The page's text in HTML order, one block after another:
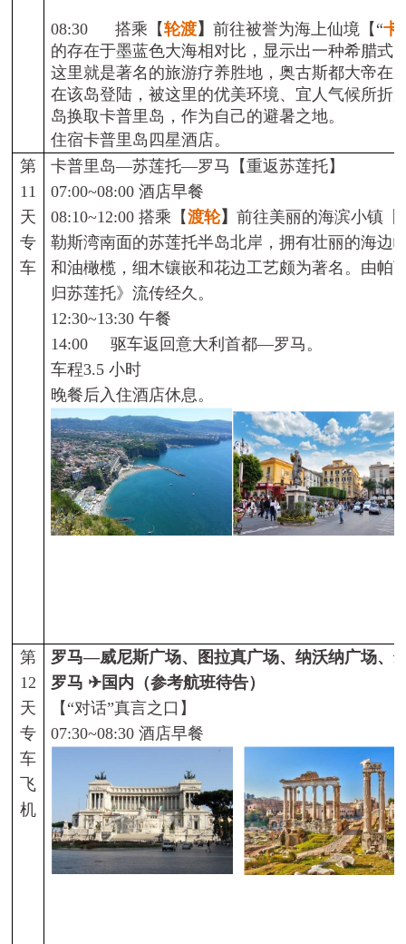
08:30 搭乘 【轮渡】前往被誉为海上仙境 【 “卡
的存在于墨蓝色大海相对比，显示出一种希腊式
这里就是著名的旅游疗养胜地，奥古斯都大帝在
在该岛登陆，被这里的优美环境、宜人气候所折
岛换取卡普里岛，作为自己的避暑之地。
住宿卡普里岛四星酒店。
第
11
天
专
车
卡普里岛—苏莲托—罗马【重返苏莲托】
07:00~08:00酒店早餐
08:10~12:00搭乘 【渡轮】前往美丽的海滨小镇
勒斯湾南面的苏莲托半岛北岸，拥有壮丽的海边
和油橄榄，细木镶嵌和花边工艺颇为著名。由帕
归苏莲托》流传经久。
12:30~13:30午餐
14:00
驱车返回意大利首都—罗马。
车程3.5小时
晚餐后入住酒店休息。
第
12
天
专
车
飞
机
罗马—威尼斯广场、图拉真广场、纳沃纳广场、
罗马 ✈国内（参考航班待告）
【 “对话”真言之口】
07:30~08:30酒店早餐